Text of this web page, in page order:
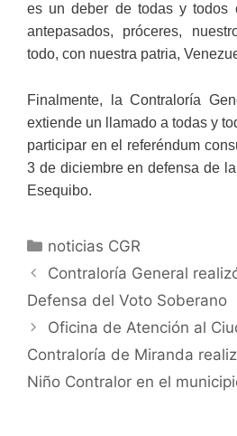
es un deber de todas y todos
antepasados, próceres,
todo, con nuestra patria,
Finalmente, la Contraloría
extiende un llamado a todas y
participar en el referéndum
3 de diciembre en defensa de
Esequibo.
noticias CGR
Contraloría General
Defensa del Voto Soberano
Oficina de Atención al
Contraloría de Miranda
Niño Contralor en el